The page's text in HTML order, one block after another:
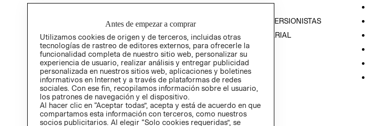
RELACIÓN CON INVERSIONISTAS
POLÍTICA EMPRESARIAL
Antes de empezar a comprar
Utilizamos cookies de origen y de terceros, incluidas otras
tecnologías de rastreo de editores externos, para ofrecerle la
funcionalidad completa de nuestro sitio web, personalizar su
experiencia de usuario, realizar análisis y entregar publicidad
personalizada en nuestros sitios web, aplicaciones y boletines
informativos en Internet y a través de plataformas de redes
sociales. Con ese fin, recopilamos información sobre el usuario,
los patrones de navegación y el dispositivo.
Al hacer clic en “Aceptar todas”, acepta y está de acuerdo en que
compartamos esta información con terceros, como nuestros
socios publicitarios. Al elegir “Solo cookies requeridas”, se